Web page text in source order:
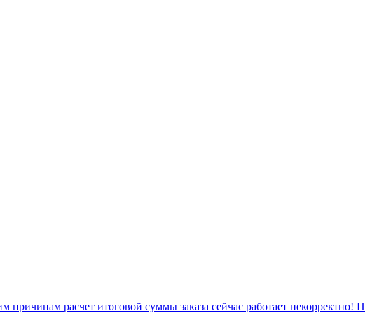
расчет итоговой суммы заказа сейчас работает